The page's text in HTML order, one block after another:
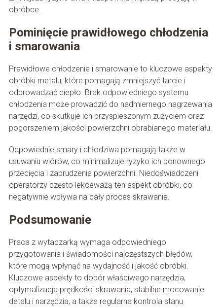
obróbce.
Pominięcie prawidłowego chłodzenia
i smarowania
Prawidłowe chłodzenie i smarowanie to kluczowe aspekty
obróbki metalu, które pomagają zmniejszyć tarcie i
odprowadzać ciepło. Brak odpowiedniego systemu
chłodzenia może prowadzić do nadmiernego nagrzewania
narzędzi, co skutkuje ich przyspieszonym zużyciem oraz
pogorszeniem jakości powierzchni obrabianego materiału.
Odpowiednie smary i chłodziwa pomagają także w
usuwaniu wiórów, co minimalizuje ryzyko ich ponownego
przecięcia i zabrudzenia powierzchni. Niedoświadczeni
operatorzy często lekceważą ten aspekt obróbki, co
negatywnie wpływa na cały proces skrawania.
Podsumowanie
Praca z wytaczarką wymaga odpowiedniego
przygotowania i świadomości najczęstszych błędów,
które mogą wpłynąć na wydajność i jakość obróbki.
Kluczowe aspekty to dobór właściwego narzędzia,
optymalizacja prędkości skrawania, stabilne mocowanie
detalu i narzędzia, a także regularna kontrola stanu